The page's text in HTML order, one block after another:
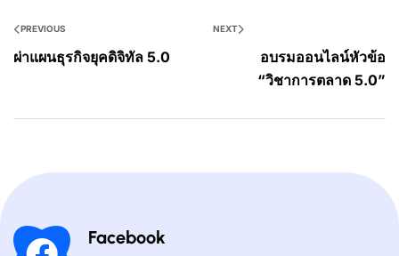
PREVIOUS
ผ่าแผนธุรกิจยุคดิจิทัล 5.0
NEXT
อบรมออนไลน์หัวข้อ
“วิชาการตลาด 5.0”
Facebook